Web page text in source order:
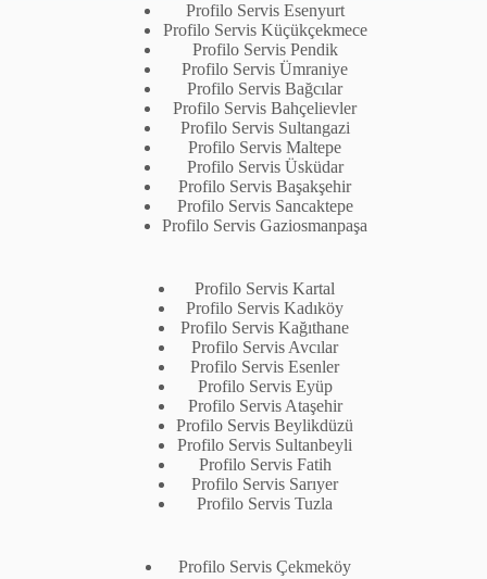
Profilo Servis Esenyurt
Profilo Servis Küçükçekmece
Profilo Servis Pendik
Profilo Servis Ümraniye
Profilo Servis Bağcılar
Profilo Servis Bahçelievler
Profilo Servis Sultangazi
Profilo Servis Maltepe
Profilo Servis Üsküdar
Profilo Servis Başakşehir
Profilo Servis Sancaktepe
Profilo Servis Gaziosmanpaşa
Profilo Servis Kartal
Profilo Servis Kadıköy
Profilo Servis Kağıthane
Profilo Servis Avcılar
Profilo Servis Esenler
Profilo Servis Eyüp
Profilo Servis Ataşehir
Profilo Servis Beylikdüzü
Profilo Servis Sultanbeyli
Profilo Servis Fatih
Profilo Servis Sarıyer
Profilo Servis Tuzla
Profilo Servis Çekmeköy